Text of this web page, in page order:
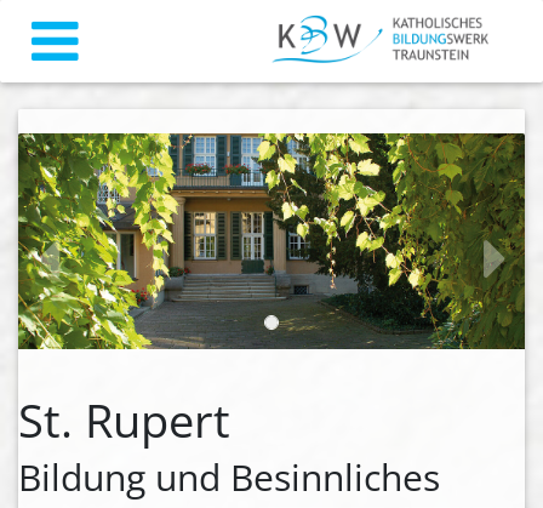
zurück weiter
St. Rupert
Bildung und Besinnliches